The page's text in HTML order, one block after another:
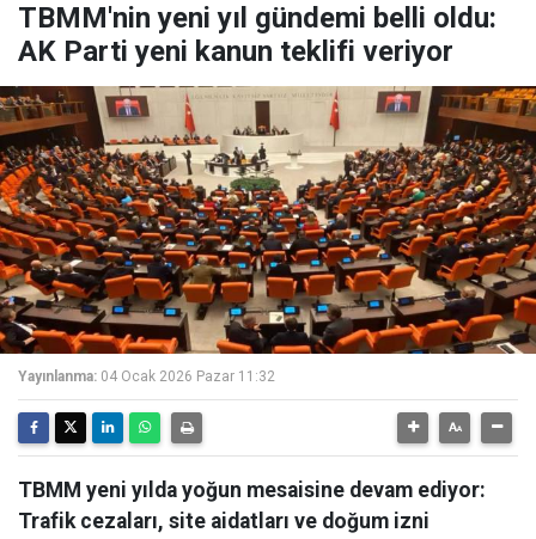
TBMM'nin yeni yıl gündemi belli oldu:
AK Parti yeni kanun teklifi veriyor
Yayınlanma: 04 Ocak 2026 Pazar 11:32
TBMM yeni yılda yoğun mesaisine devam ediyor:
Trafik cezaları, site aidatları ve doğum izni